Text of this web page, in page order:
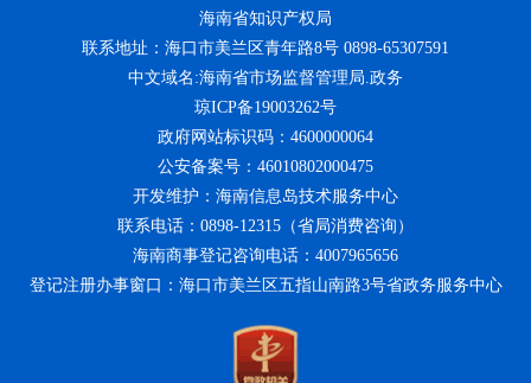
海南省知识产权局
联系地址：海口市美兰区青年路8号 0898-65307591
中文域名:海南省市场监督管理局.政务
琼ICP备19003262号
政府网站标识码：4600000064
公安备案号：46010802000475
开发维护：海南信息岛技术服务中心
联系电话：0898-12315（省局消费咨询）
海南商事登记咨询电话：4007965656
登记注册办事窗口：海口市美兰区五指山南路3号省政务服务中心